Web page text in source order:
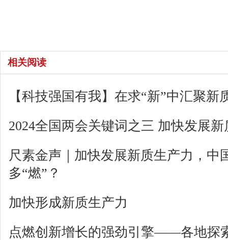
相关阅读
【科技强国有我】在求“新”中汇聚新
2024全国两会关键词之三 加快发展
尺素金声｜加快发展新质生产力，中
多“燃”？
加快形成新质生产力
点燃创新增长的强劲引擎——各地探